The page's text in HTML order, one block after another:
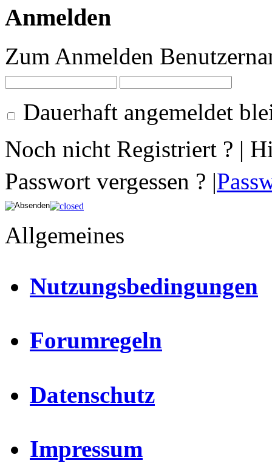
Anmelden
Zum Anmelden
Dauerhaft angemeldet
Noch nicht Registriert ? |
Passwort vergessen ? |
Allgemeines
Nutzungsbedingungen
Forumregeln
Datenschutz
Impressum